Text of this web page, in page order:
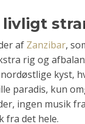
livligt
af Zanzibar,
rig og
kyst,
paradis, kun
ingen musik
fra det hele.